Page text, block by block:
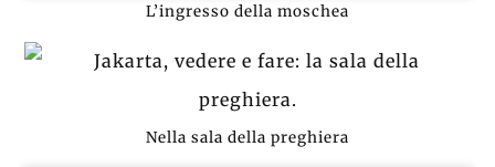
L’ingresso della moschea
Nella sala della preghiera